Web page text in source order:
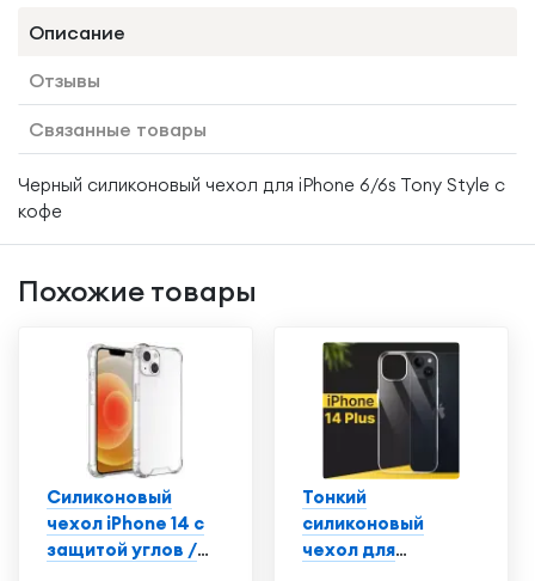
Описание
Отзывы
Связанные товары
Черный силиконовый чехол для iPhone 6/6s Tony Style с
кофе
Похожие товары
Силиконовый
чехол iPhone 14 с
защитой углов /
Тонкий
силиконовый
чехол для